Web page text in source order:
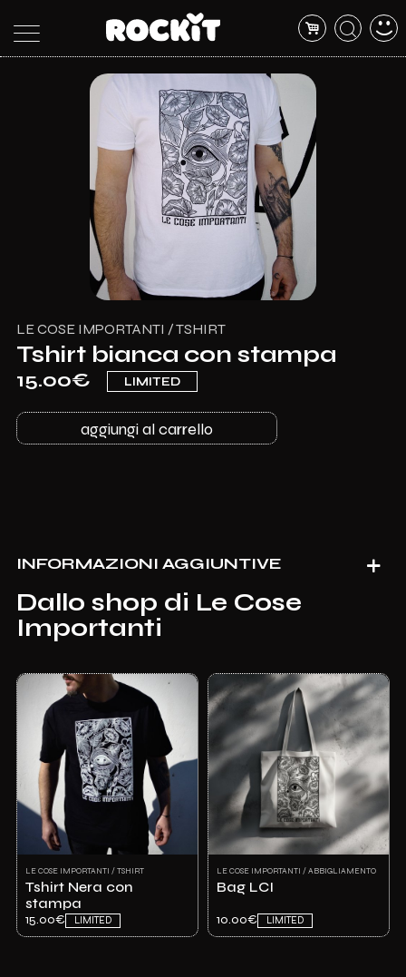
MAGAZINE
ARTICOLI
DATABASE
ARTISTI
CONCERTI
SHOP
RADIO
LE COSE IMPORTANTI / TSHIRT
Tshirt bianca con stampa
15.00€ LIMITED
aggiungi al carrello
INFORMAZIONI AGGIUNTIVE
Dallo shop di Le Cose
Importanti
LE COSE IMPORTANTI / TSHIRT
Tshirt Nera con
stampa
15.00€ LIMITED
LE COSE IMPORTANTI / ABBIGLIAMENTO
Bag LCI
10.00€ LIMITED